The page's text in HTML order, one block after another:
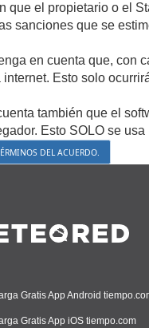
que el propietario o el
sanciones que se
en cuenta que, con
internet. Esto solo
también que el
Esto SOLO se
Gratis App Android
Gratis App iOS tiempo.com